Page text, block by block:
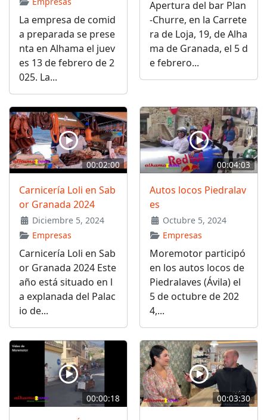
La empresa de comid
a preparada se prese
nta en Alhama el juev
es 13 de febrero de 2
025. La...
Apertura del bar Plan
-Churre, en la Carrete
ra de Loja, 19, de Alha
ma de Granada, el 5 d
e febrero...
00:02:00
Carnicería Loli en Sab
or Granada 2024
Diciembre 5, 2024
Empresas
Carnicería Loli en Sab
or Granada 2024 Este
año está situado en l
a explanada del Palac
io de...
00:04:03
Autos locos Piedralav
es
Octubre 5, 2024
Empresas
Moremotor participó
en los autos locos de
Piedralaves (Ávila) el
5 de octubre de 202
4,...
00:00:18 00:03:30